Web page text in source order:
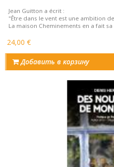
Jean Guitton a écrit :
"Être dans le vent est une ambition
La maison Cheminements en a fait
24,00 €
Добавить в корзину